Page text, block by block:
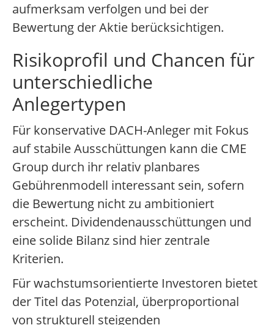
aufmerksam verfolgen und bei der
Bewertung der Aktie berücksichtigen.
Risikoprofil und Chancen für
unterschiedliche
Anlegertypen
Für konservative DACH-Anleger mit Fokus
auf stabile Ausschüttungen kann die CME
Group durch ihr relativ planbares
Gebührenmodell interessant sein, sofern
die Bewertung nicht zu ambitioniert
erscheint. Dividendenausschüttungen und
eine solide Bilanz sind hier zentrale
Kriterien.
Für wachstumsorientierte Investoren bietet
der Titel das Potenzial, überproportional
von strukturell steigenden